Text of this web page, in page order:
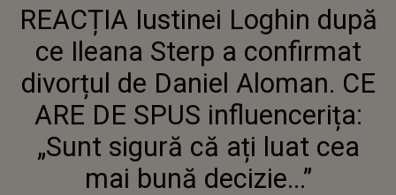
DUPĂ CE ILEANA STERP A
CONFIRMAT DIVORȚUL DE
DANIEL ALOMAN. CE ARE DE
SPUS INFLUENCERIȚA: „SUNT
SIGURĂ CĂ AȚI LUAT CEA MAI
BUNĂ DECIZIE...”
REACȚIA Iustinei Loghin după
ce Ileana Sterp a confirmat
divorțul de Daniel Aloman. CE
ARE DE SPUS influencerița:
„Sunt sigură că ați luat cea
mai bună decizie...”